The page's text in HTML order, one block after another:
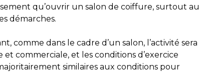
qu’ouvrir un salon de coiffure, surtout au
démarches.
comme dans le cadre d’un salon, l’activité sera
et commerciale, et les conditions d’exercice
similaires aux conditions pour